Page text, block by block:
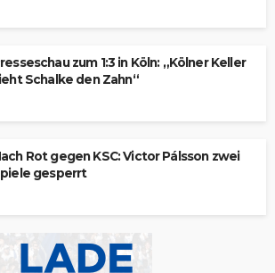
zum 1:3 in Köln: „Kölner Keller
Schalke den Zahn“
Rot gegen KSC: Victor Pálsson zwei
gesperrt